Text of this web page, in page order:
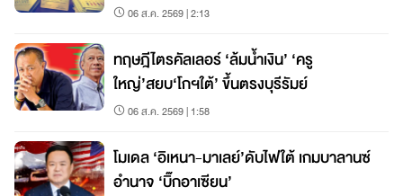
06 ส.ค. 2569 | 2:13
ทฤษฎีไตรคัลเลอร์ ‘ล้มน้ำเงิน’ ‘ครู
ใหญ่’สยบ‘โกฯใต้’ ขึ้นตรงบุรีรัมย์
06 ส.ค. 2569 | 1:58
โมเดล ‘อิเหนา-มาเลย์’ดับไฟใต้ เกมบาลานซ์
อำนาจ ‘บิ๊กอาเซียน’